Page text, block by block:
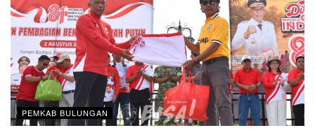
PEMKAB BULUNGAN